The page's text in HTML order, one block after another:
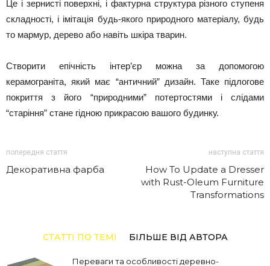
Це і зернисті поверхні, і фактурна структура різного ступеня
складності, і імітація будь-якого природного матеріалу, будь
то мармур, дерево або навіть шкіра тварин.
Створити епічність інтер’єр можна за допомогою
керамограніта, який має “античний” дизайн. Таке підлогове
покриття з його “природними” потертостями і слідами
“старіння” стане гідною прикрасою вашого будинку.
попередня стаття
Декоративна фарба
наступна стаття
How To Update a Dresser
with Rust-Oleum Furniture
Transformations
СТАТТІ ПО ТЕМІ БІЛЬШЕ ВІД АВТОРА
Переваги та особливості деревно-